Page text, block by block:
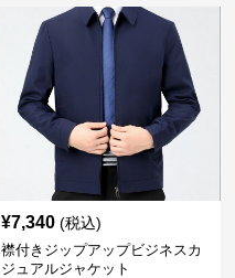
¥7,340 (税込)
襟付きジップアップビジネスカ
ジュアルジャケット